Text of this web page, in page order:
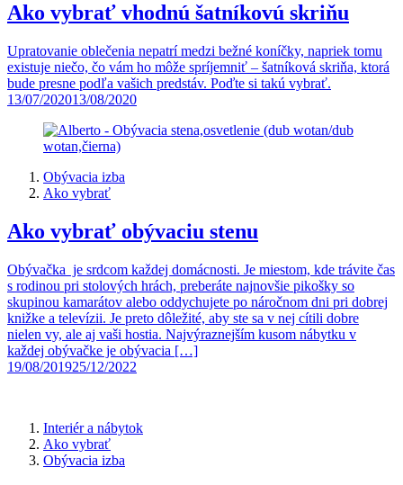
Ako vybrať vhodnú šatníkovú skriňu
Upratovanie oblečenia nepatrí medzi bežné koníčky, napriek tomu
existuje niečo, čo vám ho môže spríjemniť – šatníková skriňa, ktorá
bude presne podľa vašich predstáv. Poďte si takú vybrať.
13/07/202013/08/2020
Obývacia izba
Ako vybrať
Ako vybrať obývaciu stenu
Obývačka je srdcom každej domácnosti. Je miestom, kde trávite čas
s rodinou pri stolových hrách, preberáte najnovšie pikošky so
skupinou kamarátov alebo oddychujete po náročnom dni pri dobrej
knižke a televízii. Je preto dôležité, aby ste sa v nej cítili dobre
nielen vy, ale aj vaši hostia. Najvýraznejším kusom nábytku v
každej obývačke je obývacia […]
19/08/201925/12/2022
Interiér a nábytok
Ako vybrať
Obývacia izba